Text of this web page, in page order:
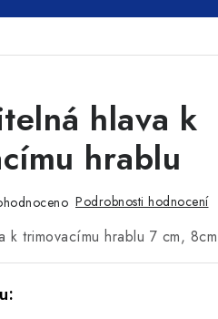
hlava k
hrablu
Podrobnosti hodnocení
k trimovacímu hrablu 7 cm,